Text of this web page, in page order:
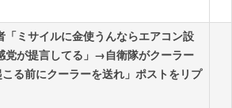
「ミサイルに金使うんならエアコン設
党が提言してる」→自衛隊がクーラー
る前にクーラーを送れ」ポストをリプ